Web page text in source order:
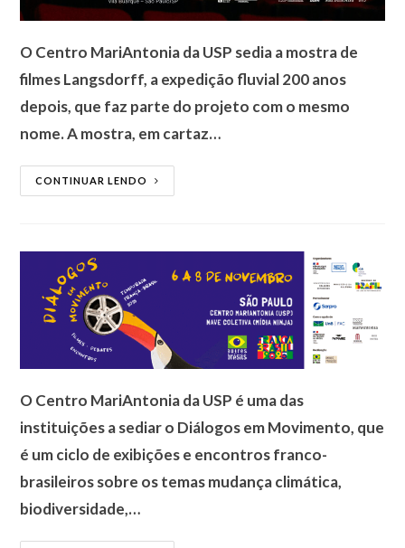
O Centro MariAntonia da USP sedia a mostra de
filmes Langsdorff, a expedição fluvial 200 anos
depois, que faz parte do projeto com o mesmo
nome. A mostra, em cartaz…
CONTINUAR LENDO
O Centro MariAntonia da USP é uma das
instituições a sediar o Diálogos em Movimento, que
é um ciclo de exibições e encontros franco-
brasileiros sobre os temas mudança climática,
biodiversidade,…